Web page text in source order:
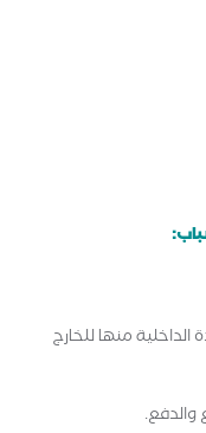
منها للخارج
والدفع.